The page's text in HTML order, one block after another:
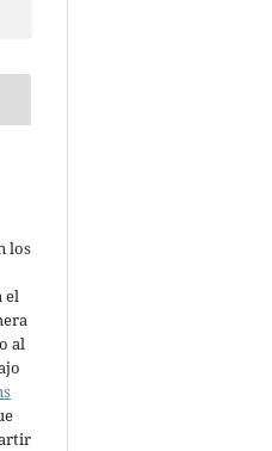
los
el
al